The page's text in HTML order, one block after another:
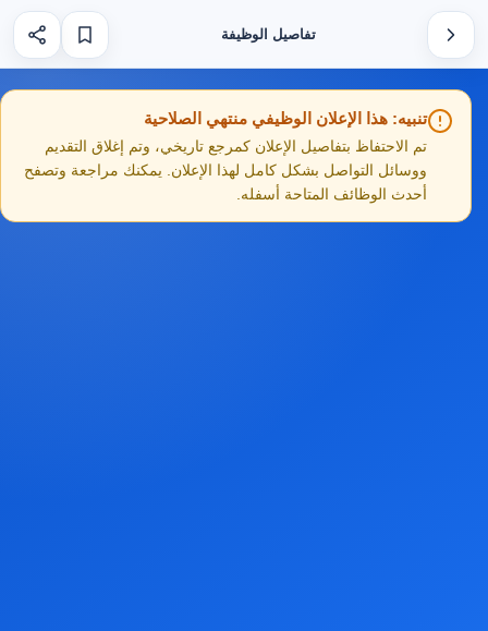
تفاصيل الوظيفة
تنبيه: هذا الإعلان الوظيفي منتهي الصلاحية
تم الاحتفاظ بتفاصيل الإعلان كمرجع تاريخي، وتم إغلاق التقديم
ووسائل التواصل بشكل كامل لهذا الإعلان. يمكنك مراجعة وتصفح
أحدث الوظائف المتاحة أسفله.